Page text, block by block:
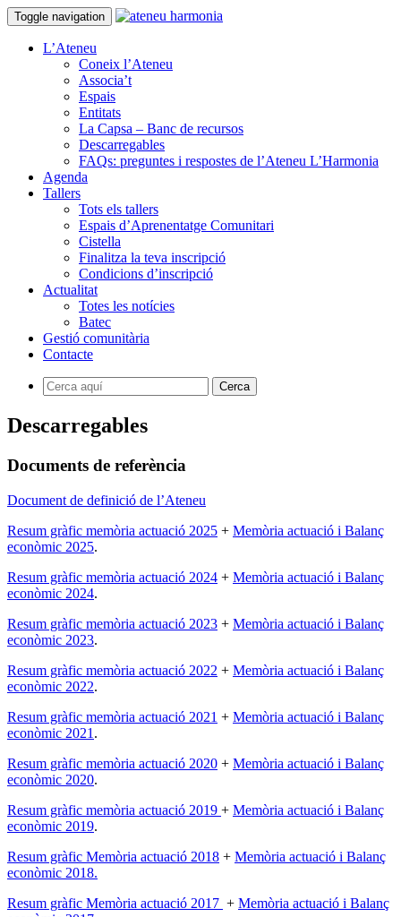
Toggle navigation
L’Ateneu
Coneix l’Ateneu
Associa’t
Espais
Entitats
La Capsa – Banc de recursos
Descarregables
FAQs: preguntes i respostes de l’Ateneu L’Harmonia
Agenda
Tallers
Tots els tallers
Espais d’Aprenentatge Comunitari
Cistella
Finalitza la teva inscripció
Condicions d’inscripció
Actualitat
Totes les notícies
Batec
Gestió comunitària
Contacte
Descarregables
Documents de referència
Document de definició de l’Ateneu
Resum gràfic memòria actuació 2025 + Memòria actuació i Balanç
econòmic 2025.
Resum gràfic memòria actuació 2024 + Memòria actuació i Balanç
econòmic 2024.
Resum gràfic memòria actuació 2023 + Memòria actuació i Balanç
econòmic 2023.
Resum gràfic memòria actuació 2022 + Memòria actuació i Balanç
econòmic 2022.
Resum gràfic memòria actuació 2021 + Memòria actuació i Balanç
econòmic 2021 .
Resum gràfic memòria actuació 2020 + Memòria actuació i Balanç
econòmic 2020.
Resum gràfic memòria actuació 2019 + Memòria actuació i Balanç
econòmic 2019.
Resum gràfic Memòria actuació 2018 + Memòria actuació i Balanç
econòmic 2018.
Resum gràfic Memòria actuació 2017 + Memòria actuació i Balanç